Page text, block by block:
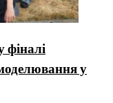
у